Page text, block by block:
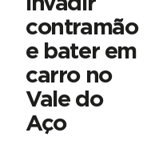
contramão
e bater em
carro no
Vale do
Aço